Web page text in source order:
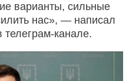
варианты, сильные
нас», — написал
телеграм-канале.